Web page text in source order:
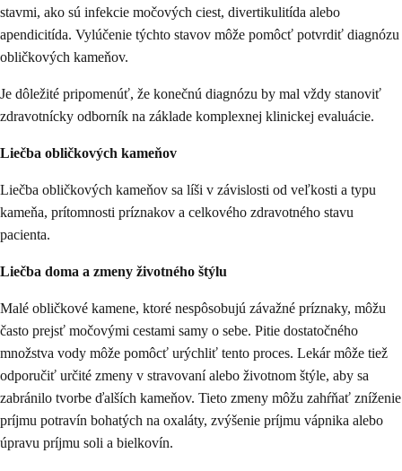
stavmi, ako sú infekcie močových ciest, divertikulitída alebo
apendicitída. Vylúčenie týchto stavov môže pomôcť potvrdiť diagnózu
obličkových kameňov.
Je dôležité pripomenúť, že konečnú diagnózu by mal vždy stanoviť
zdravotnícky odborník na základe komplexnej klinickej evaluácie.
Liečba obličkových kameňov
Liečba obličkových kameňov sa líši v závislosti od veľkosti a typu
kameňa, prítomnosti príznakov a celkového zdravotného stavu
pacienta.
Liečba doma a zmeny životného štýlu
Malé obličkové kamene, ktoré nespôsobujú závažné príznaky, môžu
často prejsť močovými cestami samy o sebe. Pitie dostatočného
množstva vody môže pomôcť urýchliť tento proces. Lekár môže tiež
odporučiť určité zmeny v stravovaní alebo životnom štýle, aby sa
zabránilo tvorbe ďalších kameňov. Tieto zmeny môžu zahŕňať zníženie
príjmu potravín bohatých na oxaláty, zvýšenie príjmu vápnika alebo
úpravu príjmu soli a bielkovín.